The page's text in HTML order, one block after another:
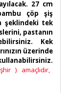
27 cm
çöp şiş
şeklindeki tek
pastanın
Kek
üzerinde
) amaçlıdır,